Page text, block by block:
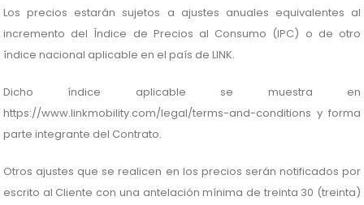
Los precios estarán sujetos a ajustes anuales equivalentes al
incremento del Índice de Precios al Consumo (IPC) o de otro
índice nacional aplicable en el país de LINK.
Dicho índice aplicable se muestra en
https://www.linkmobility.com/legal/terms-and-conditions y forma
parte integrante del Contrato.
Otros ajustes que se realicen en los precios serán notificados por
escrito al Cliente con una antelación mínima de treinta 30 (treinta)